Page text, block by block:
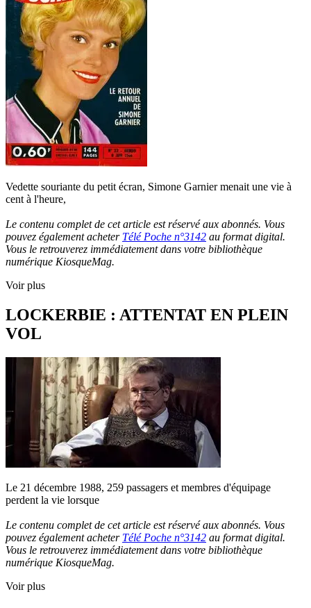
Vedette souriante du petit écran, Simone Garnier menait une vie à
cent à l'heure,
Le contenu complet de cet article est réservé aux abonnés. Vous
pouvez également acheter Télé Poche n°3142 au format digital.
Vous le retrouverez immédiatement dans votre bibliothèque
numérique KiosqueMag.
Voir plus
LOCKERBIE : ATTENTAT EN PLEIN
VOL
Le 21 décembre 1988, 259 passagers et membres d'équipage
perdent la vie lorsque
Le contenu complet de cet article est réservé aux abonnés. Vous
pouvez également acheter Télé Poche n°3142 au format digital.
Vous le retrouverez immédiatement dans votre bibliothèque
numérique KiosqueMag.
Voir plus